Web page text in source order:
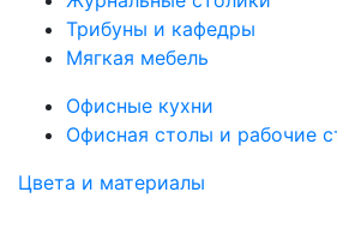
Трибуны и кафедры
Мягкая мебель
Офисные кухни
Офисная столы и рабочие
Цвета и материалы